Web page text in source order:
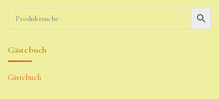
Gästebuch
Gästebuch